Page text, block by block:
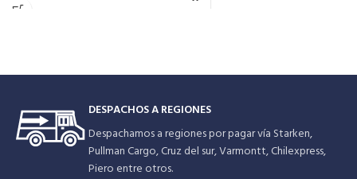
Suele instalarse con un estanque
AISI 304. Utilizada en suministro de
DESPACHOS A REGIONES
Despachamos a regiones por pagar vía Starken,
Pullman Cargo, Cruz del sur, Varmontt, Chilexpress,
Piero entre otros.